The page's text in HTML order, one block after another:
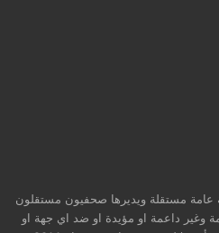
عامة مستقلة ويديرها صحفيون مستقلون
وغير داعمة او مؤيدة او ضد اي جهة او